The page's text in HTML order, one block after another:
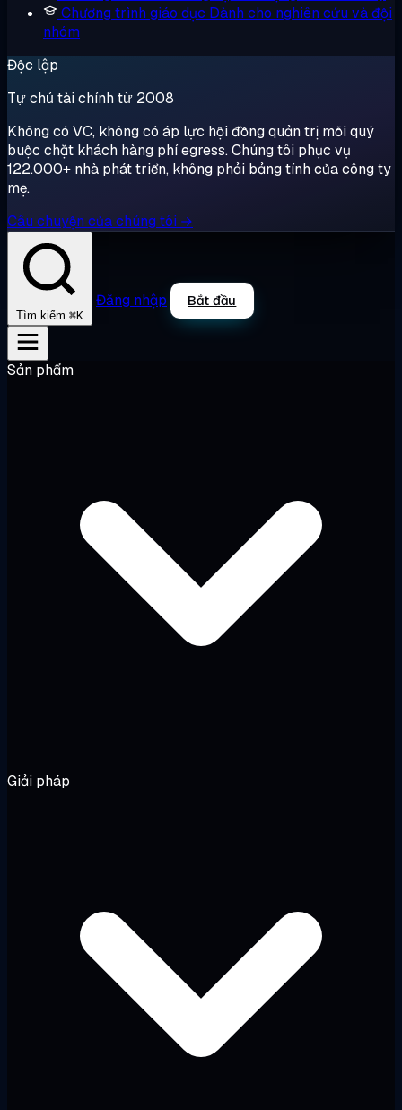
Chương trình giáo dục Dành cho nghiên cứu và đội
nhóm
Độc lập
Tự chủ tài chính từ 2008
Không có VC, không có áp lực hội đồng quản trị mỗi quý
buộc chặt khách hàng phí egress. Chúng tôi phục vụ
122.000+ nhà phát triển, không phải bảng tính của công ty
mẹ.
Câu chuyện của chúng tôi →
Tìm kiếm ⌘K
Đăng nhập Bắt đầu
Sản phẩm
Giải pháp